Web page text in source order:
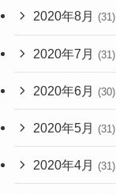
2020年8月 (31)
2020年7月 (31)
2020年6月 (30)
2020年5月 (31)
2020年4月 (31)